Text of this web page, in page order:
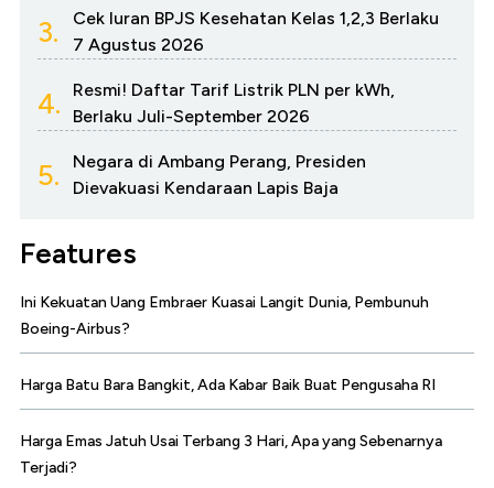
3.
Cek Iuran BPJS Kesehatan Kelas 1,2,3 Berlaku
7 Agustus 2026
4.
Resmi! Daftar Tarif Listrik PLN per kWh,
Berlaku Juli-September 2026
5.
Negara di Ambang Perang, Presiden
Dievakuasi Kendaraan Lapis Baja
Features
Ini Kekuatan Uang Embraer Kuasai Langit Dunia, Pembunuh
Boeing-Airbus?
Harga Batu Bara Bangkit, Ada Kabar Baik Buat Pengusaha RI
Harga Emas Jatuh Usai Terbang 3 Hari, Apa yang Sebenarnya
Terjadi?